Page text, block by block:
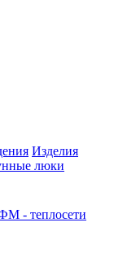
Изделия
люки
- теплосети